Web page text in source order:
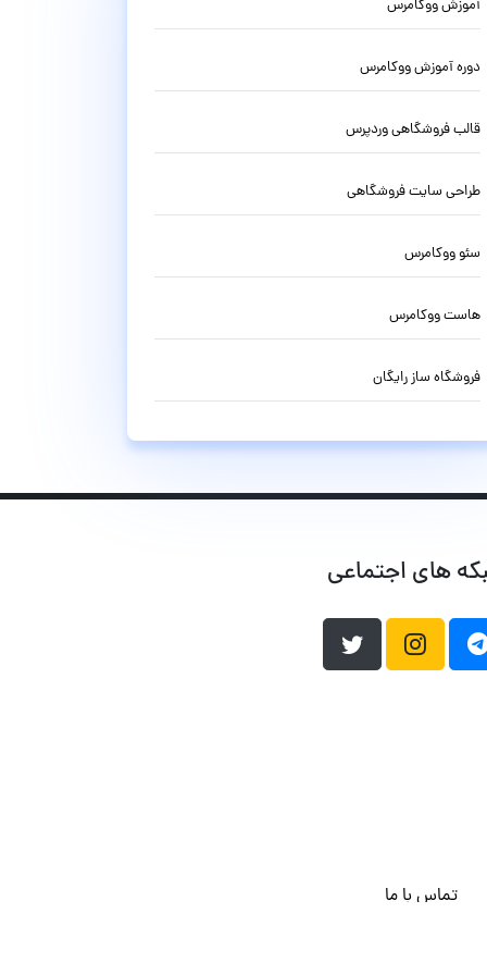
آموزش ووکامرس
دوره آموزش ووکامرس
قالب فروشگاهی وردپرس
طراحی سایت فروشگاهی
سئو ووکامرس
هاست ووکامرس
فروشگاه ساز رایگان
های اجتماعی
تماس با ما